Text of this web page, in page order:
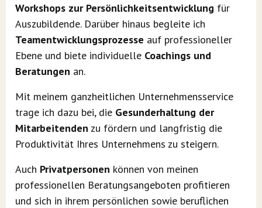
Workshops zur Persönlichkeitsentwicklung für
Auszubildende. Darüber hinaus begleite ich
Teamentwicklungsprozesse auf professioneller
Ebene und biete individuelle Coachings und
Beratungen an.
Mit meinem ganzheitlichen Unternehmensservice
trage ich dazu bei, die Gesunderhaltung der
Mitarbeitenden zu fördern und langfristig die
Produktivität Ihres Unternehmens zu steigern.
Auch Privatpersonen können von meinen
professionellen Beratungsangeboten profitieren
und sich in ihrem persönlichen sowie beruflichen